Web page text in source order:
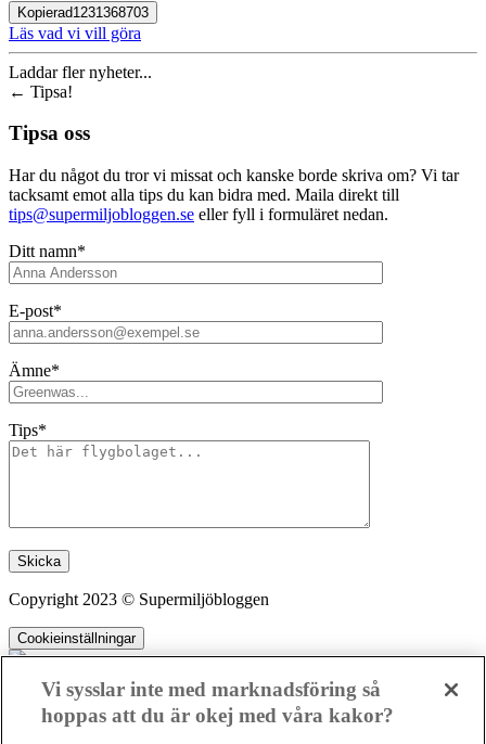
Kopierad1231368703
Läs vad vi vill göra
Laddar fler nyheter...
← Tipsa!
Tipsa oss
Har du något du tror vi missat och kanske borde skriva om? Vi tar
tacksamt emot alla tips du kan bidra med. Maila direkt till
tips@supermiljobloggen.se eller fyll i formuläret nedan.
Ditt namn*
E-post*
Ämne*
Tips*
Lämna detta fält tomt.
Copyright 2023 © Supermiljöbloggen
Cookieinställningar
Vi sysslar inte med marknadsföring så
hoppas att du är okej med våra kakor?